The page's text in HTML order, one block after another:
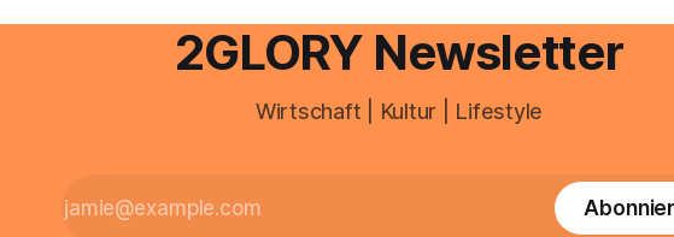
zahlt sich professionelle Unterstützung
2GLORY Newsletter
Wirtschaft | Kultur | Lifestyle